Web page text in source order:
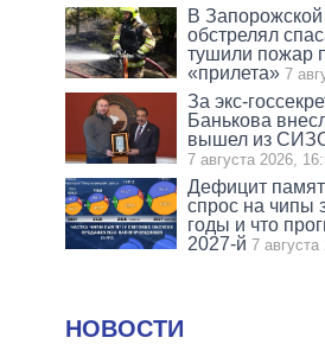
В Запорожской
обстрелял
тушили пожар
«прилета» 7
За экс-
Банькова
вышел из
7 августа 2026,
Дефицит
спрос на чипы
годы и что
2027-й 7
НОВОСТИ